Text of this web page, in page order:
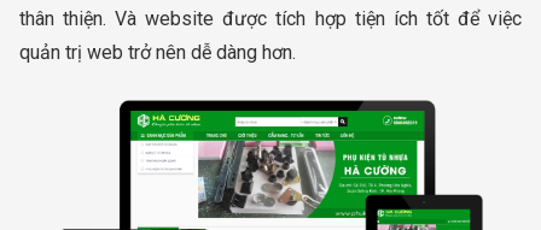
thân thiện. Và website được tích hợp tiện ích tốt để việc
quản trị web trở nên dễ dàng hơn.